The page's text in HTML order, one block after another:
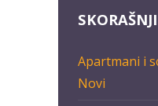
Apartmani i
Novi